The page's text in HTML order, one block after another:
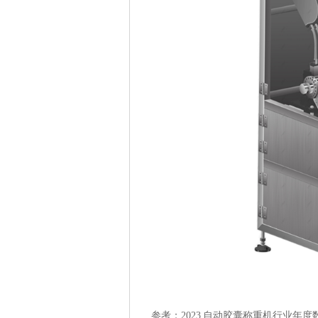
参考：2023 自动胶囊称重机行业年度